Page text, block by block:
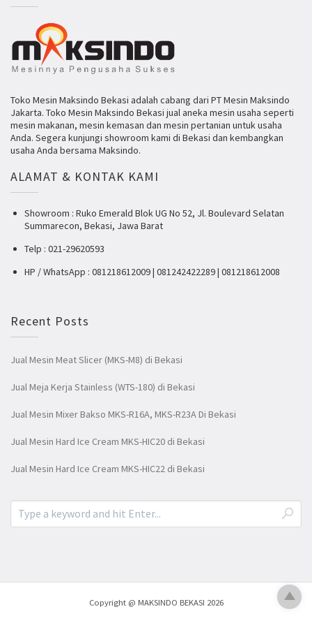
Toko Mesin Maksindo Bekasi adalah cabang dari PT Mesin Maksindo
Jakarta. Toko Mesin Maksindo Bekasi jual aneka mesin usaha seperti
mesin makanan, mesin kemasan dan mesin pertanian untuk usaha
Anda. Segera kunjungi showroom kami di Bekasi dan kembangkan
usaha Anda bersama Maksindo.
ALAMAT & KONTAK KAMI
Showroom : Ruko Emerald Blok UG No 52, Jl. Boulevard Selatan
Summarecon, Bekasi, Jawa Barat
Telp : 021-29620593
HP / WhatsApp : 081218612009 | 081242422289 | 081218612008
Recent Posts
Jual Mesin Meat Slicer (MKS-M8) di Bekasi
Jual Meja Kerja Stainless (WTS-180) di Bekasi
Jual Mesin Mixer Bakso MKS-R16A, MKS-R23A Di Bekasi
Jual Mesin Hard Ice Cream MKS-HIC20 di Bekasi
Jual Mesin Hard Ice Cream MKS-HIC22 di Bekasi
Copyright @ MAKSINDO BEKASI 2026